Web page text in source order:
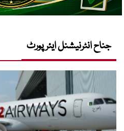
جناح انٹرنیشنل ایئرپورٹ